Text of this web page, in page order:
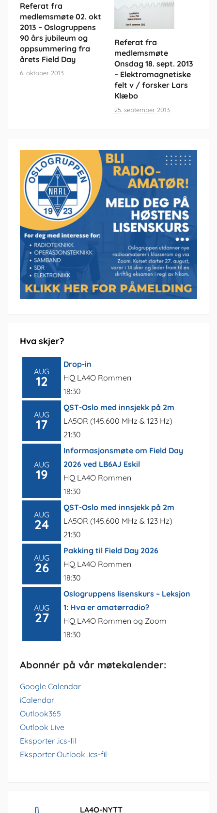
Referat fra
medlemsmøte 02. okt
2013 – Oslogruppens
90 års jubileum og
oppsummering fra
årets Field Day
6. oktober 2013
Referat fra
medlemsmøte
Onsdag 18. sept. 2013
– Elektromagnetiske
felt v / forsker Lars
Klæbo
25. september 2013
Hva skjer?
AUG
12
Drop-in
HQ LA4O Rommen
18:30
AUG
17
QST-Oslo med innsjekk på 2m
LA5OR (145.600 MHz & 123 Hz)
21:30
AUG
19
Informasjonsmøte om Field Day
2026 ved LB6AJ Eskil
HQ LA4O Rommen
18:30
AUG
24
QST-Oslo med innsjekk på 2m
LA5OR (145.600 MHz & 123 Hz)
21:30
AUG
26
Pakking til Field Day 2026
HQ LA4O Rommen
18:30
AUG
27
Oslogruppens lisenskurs – Leksjon
1: Hva er amatørradio?
HQ LA4O Rommen og Zoom
18:30
Abonnér på vår møtekalender:
Google Calendar
iCalendar
Outlook365
Outlook Live
Eksporter .ics-fil
Eksporter Outlook .ics-fil
LA4O-NYTT